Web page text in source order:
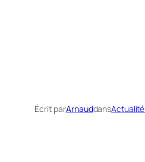
Écrit parArnauddans